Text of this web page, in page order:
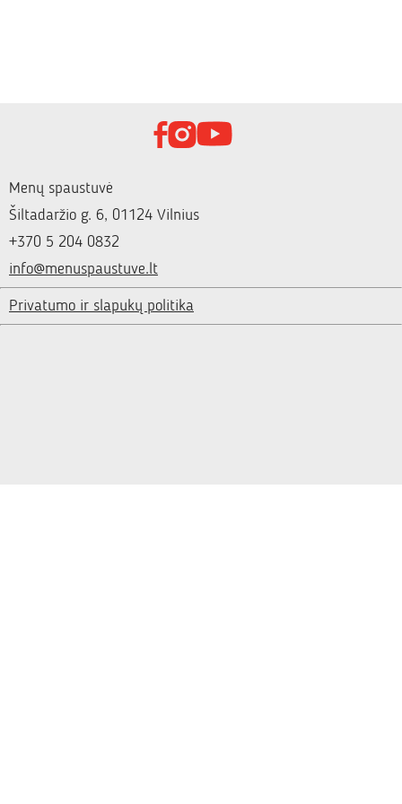
Menų spaustuvė
Šiltadaržio g. 6, 01124 Vilnius
+370 5 204 0832
info@menuspaustuve.lt
Privatumo ir slapukų politika